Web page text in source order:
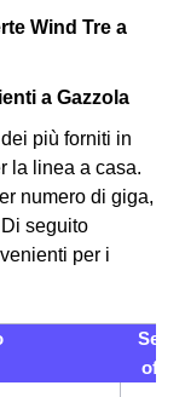
Wind Tre a
a Gazzola
più forniti in
la linea a casa.
numero di giga,
Di seguito
per i